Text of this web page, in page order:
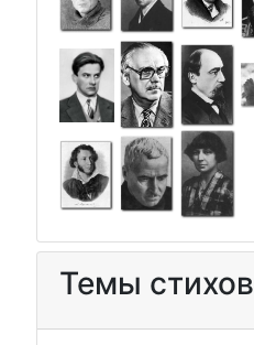
Темы стихов